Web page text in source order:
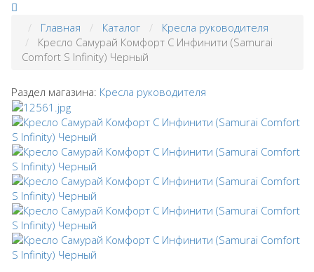
Главная Каталог
Кресла руководителя
Кресло Самурай Комфорт С Инфинити (Samurai
Comfort S Infinity) Черный
Раздел магазина: Кресла руководителя